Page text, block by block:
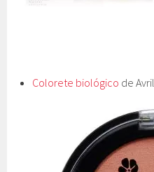
Colorete biológico de Avril.